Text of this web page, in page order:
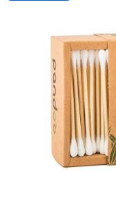
z
5
hvězdiček.